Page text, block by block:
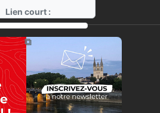
Lien court :
https://radio-g.fr?17476
⧉